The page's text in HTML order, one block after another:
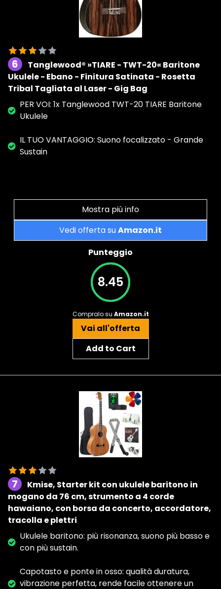
6
Tanglewood® »TIARE - TWT-20« Baritone
Ukulele - Ebano - Finitura Satinata - Rosetta
Tribal Tagliata al Laser - Gig Bag
PER VOI: 1x Tanglewood TWT-20 TIARE Baritone
Ukulele
IL TUO VANTAGGIO: Suono focalizzato - Grande
Sustain
Mostra più info
Vedi offerta suAmazon.it
Punteggio
8.45
Compralo su Amazon.it
Vai all'offerta
Add to Cart
7
Kmise, Starter kit con ukulele baritono in
mogano da 76 cm, strumento a 4 corde
hawaiano, con borsa da concerto, accordatore,
tracolla e plettri
Ukulele baritono: più risonanza, suono più basso e
con più sustain.
Capotasto e ponte in osso: qualità duratura,
vibrazione perfetta, rende facile ottenere un